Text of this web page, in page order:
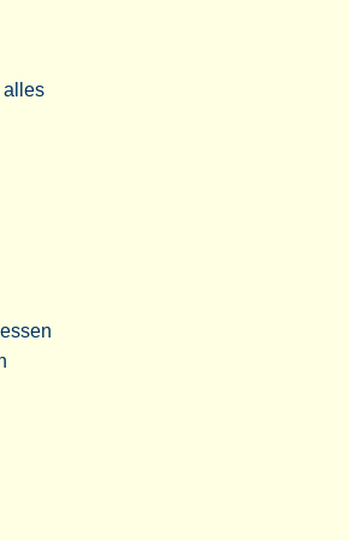
alles